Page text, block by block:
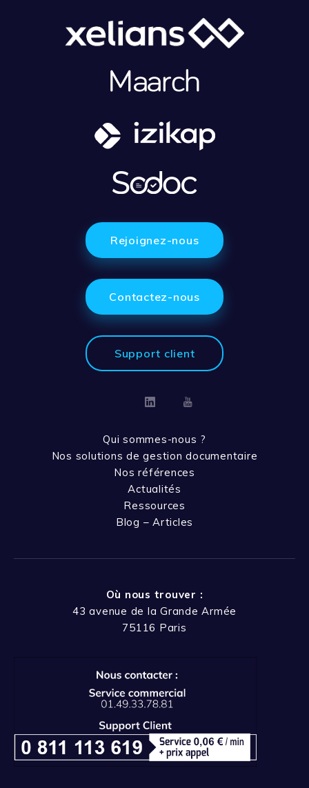
Rejoignez-nous
Contactez-nous
Support client
LinkedinYoutube
Qui sommes-nous ?
Nos solutions de gestion documentaire
Nos références
Actualités
Ressources
Blog – Articles
Où nous trouver :
43 avenue de la Grande Armée
75116 Paris